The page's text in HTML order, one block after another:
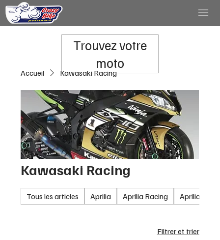
Accueil Kawasaki Racing
Kawasaki Racing
Tous les articles Aprilia Aprilia Racing Aprilia
Filtrer et trier
Trouvez votre
moto